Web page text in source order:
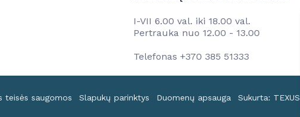
I-VII 6.00 val. iki 18.00 val.
Pertrauka nuo 12.00 - 13.00
Telefonas +370 385 51333
teisės saugomos Slapukų parinktys Duomenų apsauga Sukurta: TEXUS